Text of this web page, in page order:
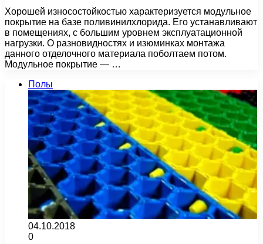
Хорошей износостойкостью характеризуется модульное
покрытие на базе поливинилхлорида. Его устанавливают
в помещениях, с большим уровнем эксплуатационной
нагрузки. О разновидностях и изюминках монтажа
данного отделочного материала поболтаем потом.
Модульное покрытие — …
Полы
04.10.2018
0